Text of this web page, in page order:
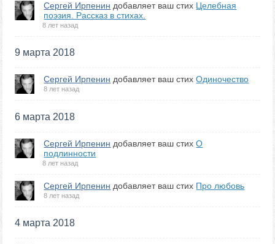
Сергей Ирпенин добавляет ваш стих Целебная
поэзия. Рассказ в стихах.
8 лет назад
9 марта 2018
Сергей Ирпенин добавляет ваш стихОдиночество
8 лет назад
6 марта 2018
Сергей Ирпенин добавляет ваш стихО
подлинности
8 лет назад
Сергей Ирпенин добавляет ваш стих Про любовь
8 лет назад
4 марта 2018